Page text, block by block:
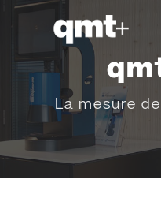
La mesure